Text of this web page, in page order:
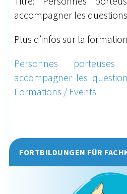
accompagner les questions
Plus d’infos sur la
Personnes
accompagner les
Formations / Events
FORTBILDUNGEN FÜR